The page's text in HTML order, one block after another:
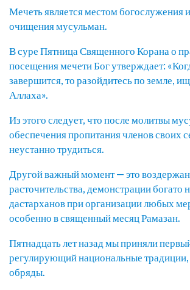
Мечеть является местом богослужения
очищения мусульман.
В суре Пятница Священного Корана о
посещения мечети Бог утверждает:
завершится, то разойдитесь по земле,
Аллаха».
Из этого следует, что после молитвы
обеспечения пропитания членов своих
неустанно трудиться.
Другой важный момент — это
расточительства, демонстрации богато
дастарханов при организации любых
особенно в священный месяц Рамазан.
Пятнадцать лет назад мы приняли
регулирующий национальные
обряды.